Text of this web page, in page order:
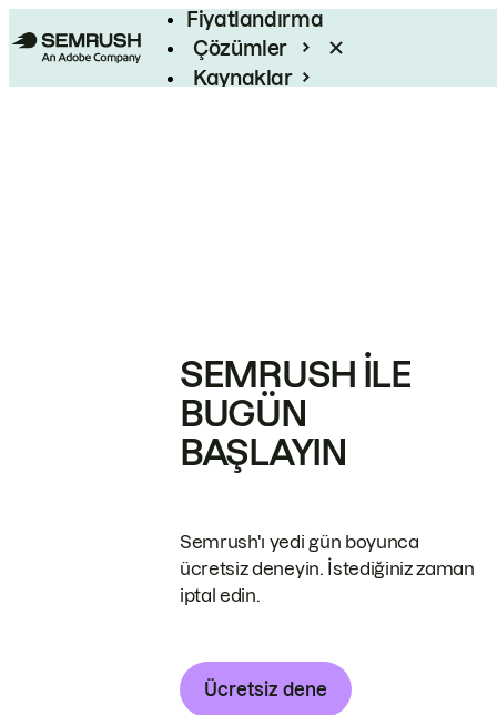
Fiyatlandırma
Çözümler
Kaynaklar
SEMRUSH ILE
BUGÜN
BAŞLAYIN
Semrush'ı yedi gün boyunca
ücretsiz deneyin. İstediğiniz zaman
iptal edin.
Ücretsiz dene